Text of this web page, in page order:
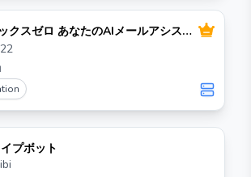
クスゼロ あなたのAIメールアシスタ
プボット